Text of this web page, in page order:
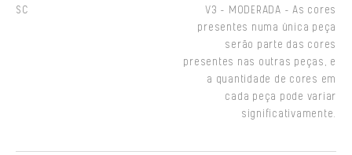
SC
V3 - MODERADA - As cores
presentes numa única peça
serão parte das cores
presentes nas outras peças, e
a quantidade de cores em
cada peça pode variar
significativamente.